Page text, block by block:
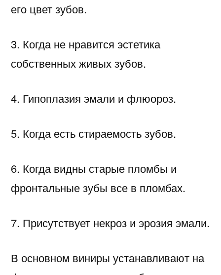
его цвет зубов.
3. Когда не нравится эстетика
собственных живых зубов.
4. Гипоплазия эмали и флюороз.
5. Когда есть стираемость зубов.
6. Когда видны старые пломбы и
фронтальные зубы все в пломбах.
7. Присутствует некроз и эрозия эмали.
В основном виниры устанавливают на